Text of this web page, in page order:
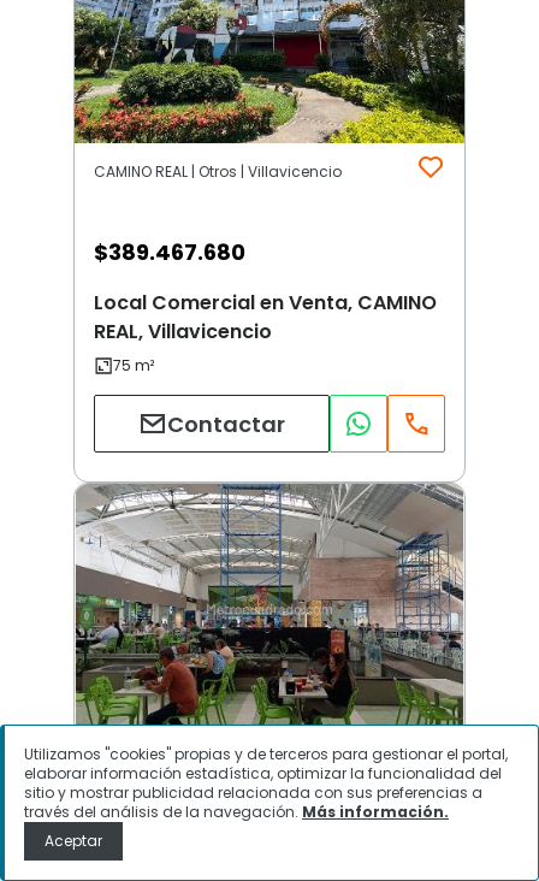
CAMINO REAL | Otros | Villavicencio
$389.467.680
Local Comercial en Venta, CAMINO
REAL, Villavicencio
Contactar
San Benito | Villavicencio
$1.200.000.000
Utilizamos "cookies" propias y de terceros para gestionar el portal,
elaborar información estadística, optimizar la funcionalidad del
sitio y mostrar publicidad relacionada con sus preferencias a
través del análisis de la navegación. Más información.
Aceptar